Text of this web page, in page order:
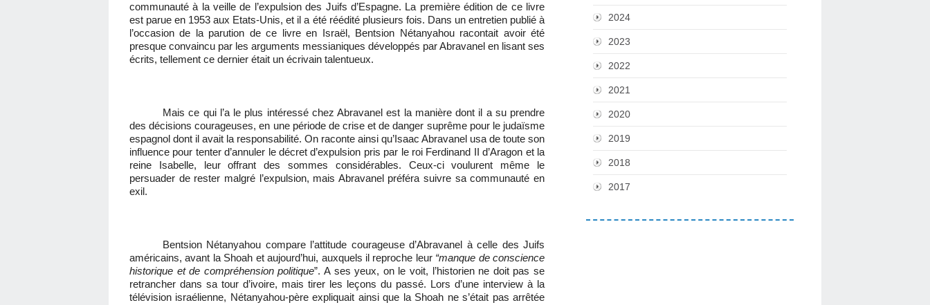
communauté à la veille de l’expulsion des Juifs d’Espagne. La première édition de ce livre
est parue en 1953 aux Etats-Unis, et il a été réédité plusieurs fois. Dans un entretien publié à
l’occasion de la parution de ce livre en Israël, Bentsion Nétanyahou racontait avoir été
presque convaincu par les arguments messianiques développés par Abravanel en lisant ses
écrits, tellement ce dernier était un écrivain talentueux.
Mais ce qui l’a le plus intéressé chez Abravanel est la manière dont il a su prendre
des décisions courageuses, en une période de crise et de danger suprême pour le judaïsme
espagnol dont il avait la responsabilité. On raconte ainsi qu’Isaac Abravanel usa de toute son
influence pour tenter d’annuler le décret d’expulsion pris par le roi Ferdinand II d’Aragon et la
reine Isabelle, leur offrant des sommes considérables. Ceux-ci voulurent même le
persuader de rester malgré l’expulsion, mais Abravanel préféra suivre sa communauté en
exil.
Bentsion Nétanyahou compare l’attitude courageuse d’Abravanel à celle des Juifs
américains, avant la Shoah et aujourd’hui, auxquels il reproche leur “manque de conscience
historique et de compréhension politique”. A ses yeux, on le voit, l’historien ne doit pas se
retrancher dans sa tour d’ivoire, mais tirer les leçons du passé. Lors d’une interview à la
télévision israélienne, Nétanyahou-père expliquait ainsi que la Shoah ne s’était pas arrêtée
2024
2023
2022
2021
2020
2019
2018
2017